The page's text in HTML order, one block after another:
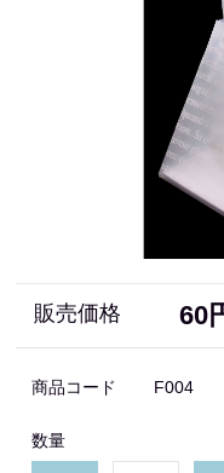
販売価格 60
商品コード F004
数量